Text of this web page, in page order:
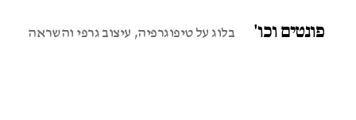
פונטים וכו' בלוג על טיפוגרפיה, עיצוב גרפי והשראה